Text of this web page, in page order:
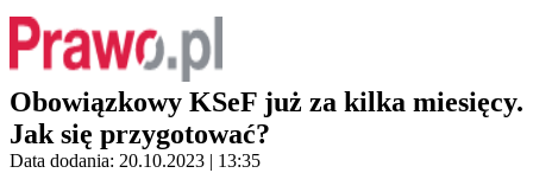
Obowiązkowy KSeF już za kilka miesięcy.
Jak się przygotować?
Data dodania: 20.10.2023 | 13:35